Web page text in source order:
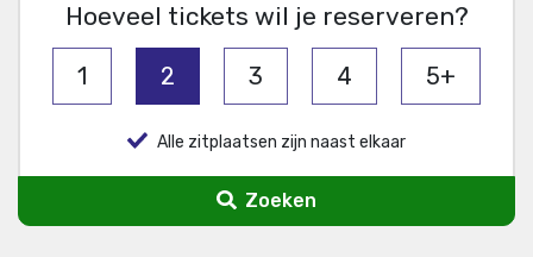
Hoeveel tickets wil je reserveren?
1 2 3 4 5+
Alle zitplaatsen zijn naast elkaar
Zoeken